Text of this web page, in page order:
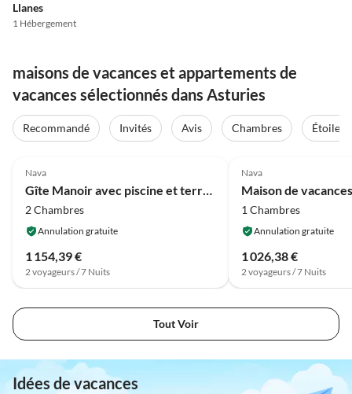
Llanes
1 Hébergement
maisons de vacances et appartements de
vacances sélectionnés dans Asturies
Recommandé Invités Avis Chambres
Étoiles
Nava
2 Chambres
Annulation gratuite
1 154,39 €
2 voyageurs / 7 Nuits
Nava
1 Chambres
Annulation gratuite
1 026,38 €
2 voyageurs / 7 Nuits
Tout Voir
Idées de vacances